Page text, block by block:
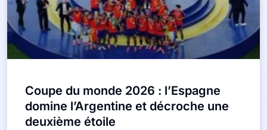
Coupe du monde 2026 : l’Espagne
domine l’Argentine et décroche une
deuxième étoile